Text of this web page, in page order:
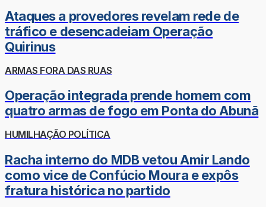
Ataques a provedores revelam rede de
tráfico e desencadeiam Operação
Quirinus
ARMAS FORA DAS RUAS
Operação integrada prende homem com
quatro armas de fogo em Ponta do Abunã
HUMILHAÇÃO POLÍTICA
Racha interno do MDB vetou Amir Lando
como vice de Confúcio Moura e expôs
fratura histórica no partido